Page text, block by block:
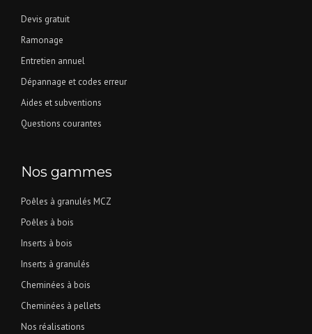
Devis gratuit
Ramonage
Entretien annuel
Dépannage et codes erreur
Aides et subventions
Questions courantes
Nos gammes
Poêles à granulés MCZ
Poêles à bois
Inserts à bois
Inserts à granulés
Cheminées à bois
Cheminées à pellets
Nos réalisations